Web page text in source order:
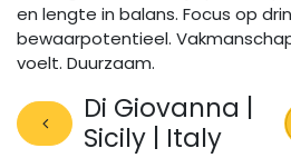
en lengte in balans. Focus op
bewaarpotentieel.
voelt. Duurzaam.
Di Giovanna |
Sicily | Italy